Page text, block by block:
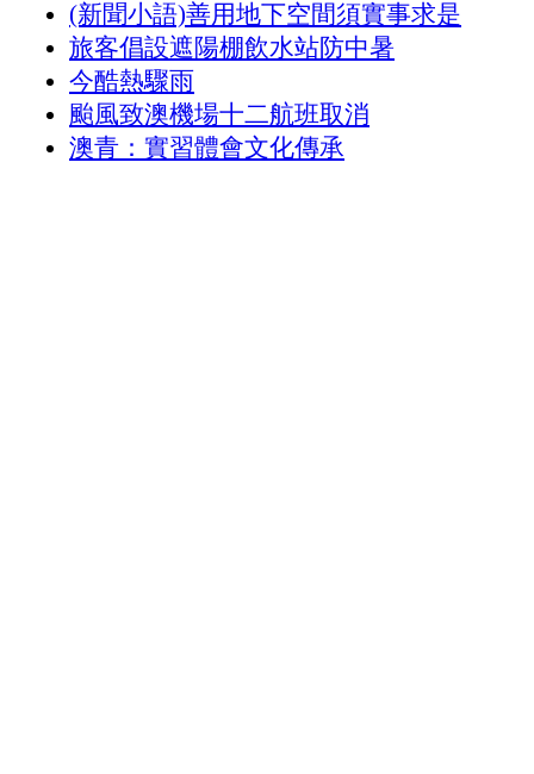
(新聞小語)善用地下空間須實事求是
旅客倡設遮陽棚飲水站防中暑
今酷熱驟雨
颱風致澳機場十二航班取消
澳青：實習體會文化傳承